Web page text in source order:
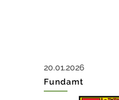
20.01.2026
Fundamt